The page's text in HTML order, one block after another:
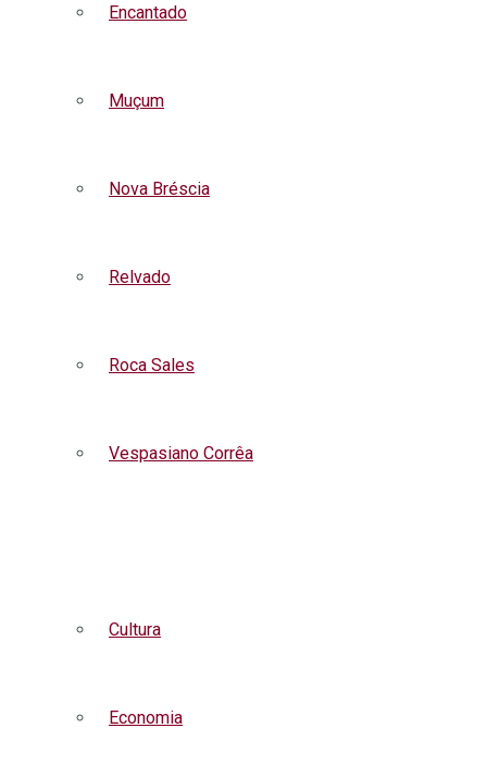
Encantado
Muçum
Nova Bréscia
Relvado
Roca Sales
Vespasiano Corrêa
Cultura
Economia